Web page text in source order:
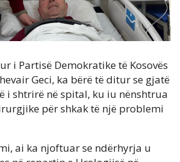
i Partisë Demokratike të Kosovës
Geci, ka bërë të ditur se gjatë
i shtrirë në spital, ku iu nënshtrua
për shkak të një problemi
ai ka njoftuar se ndërhyrja u